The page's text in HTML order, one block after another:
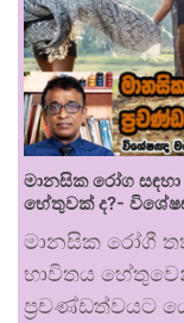
මානසික රෝග
හේතුවක් ද?-
මානසික රෝගී
භාවිතය
ප්‍රචණ්ඩත්වයට